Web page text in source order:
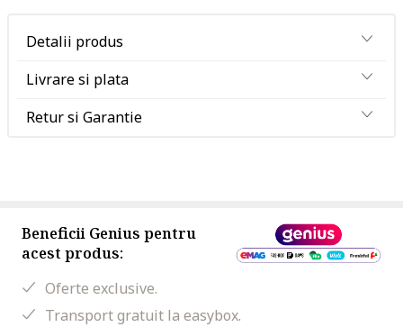
Detalii produs
Livrare si plata
Retur si Garantie
Beneficii Genius pentru
acest produs:
Oferte exclusive.
Transport gratuit la easybox.